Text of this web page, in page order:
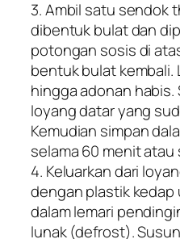
3. Ambil satu sendok
dibentuk bulat dan
potongan sosis di
bentuk bulat kembali.
hingga adonan
loyang datar yang
Kemudian simpan
selama 60 menit atau
4. Keluarkan dari
dengan plastik kedap
dalam lemari
lunak (defrost).